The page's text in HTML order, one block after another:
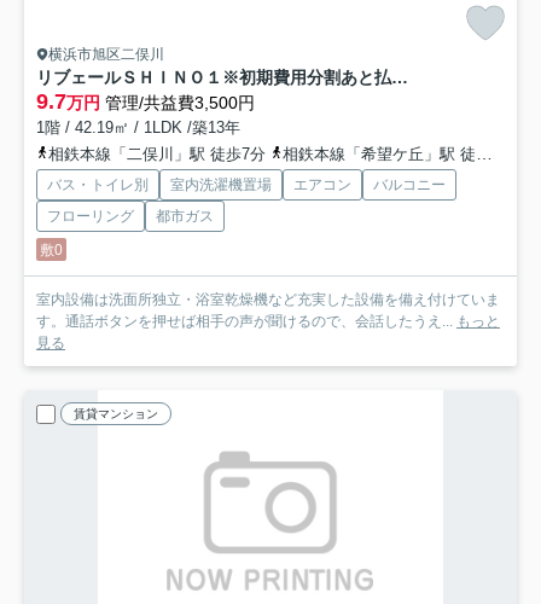
横浜市旭区二俣川
リブェールＳＨＩＮＯ１※初期費用分割あと払いサービス利用可能物件
9.7万円 管理/共益費3,500円
1階 / 42.19㎡ / 1LDK /築13年
相鉄本線「二俣川」駅 徒歩7分
相鉄本線「希望ケ丘」駅 徒歩21分
バス・トイレ別 室内洗濯機置場 エアコン
バルコニー
フローリング
都市ガス
敷0
室内設備は洗面所独立・浴室乾燥機など充実した設備を備え付けていま
す。通話ボタンを押せば相手の声が聞けるので、会話したうえ... もっと
見る
賃貸マンション